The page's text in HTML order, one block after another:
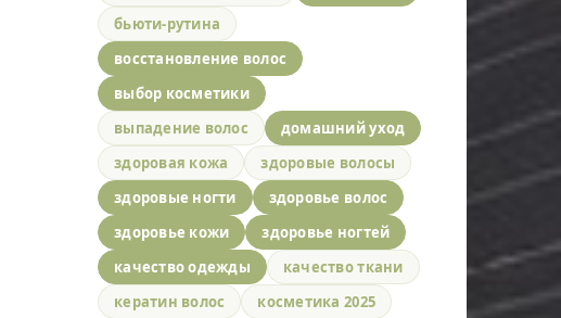
бьюти-рутина
восстановление волос
выбор косметики
выпадение волос
домашний уход
здоровая кожа
здоровые волосы
здоровые ногти
здоровье волос
здоровье кожи
здоровье ногтей
качество одежды
качество ткани
кератин волос
косметика 2025